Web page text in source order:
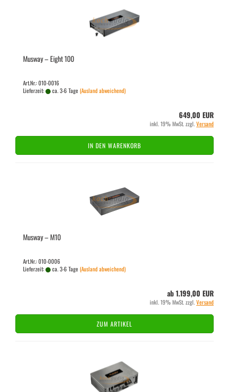
Mus­way – Eight 100
Art.Nr.: 010-0016
Lieferzeit:
ca. 3-6 Tage(Ausland abweichend)
649,00 EUR
inkl. 19% MwSt. zzgl.Versand
IN DEN WARENKORB
Mus­way – M10
Art.Nr.: 010-0006
Lieferzeit:
ca. 3-6 Tage(Ausland abweichend)
ab 1.199,00 EUR
inkl. 19% MwSt. zzgl.Versand
ZUM ARTIKEL